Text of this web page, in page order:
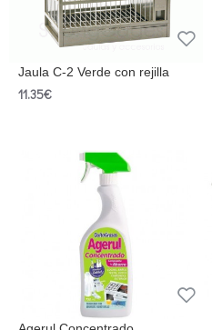
Jaula C-2 Verde con rejilla
11.35€